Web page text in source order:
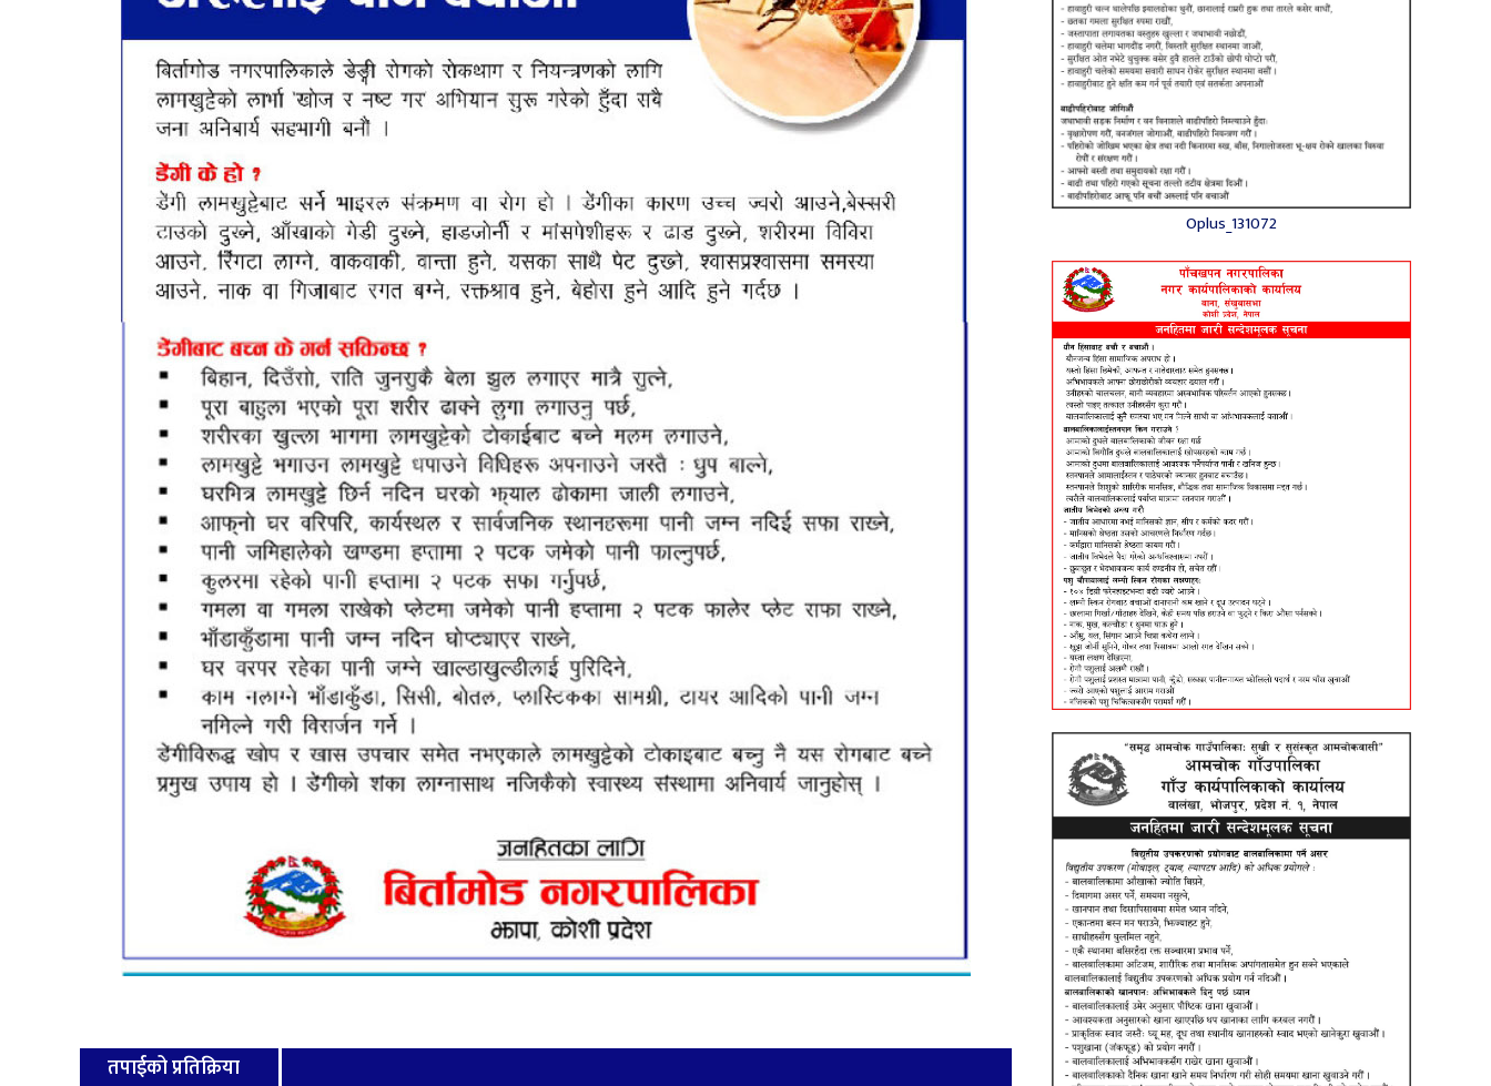
तपाईको प्रतिक्रिया
Oplus_131072